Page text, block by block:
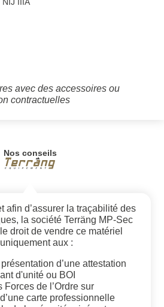
avec des accessoires ou
contractuelles
Nos conseils
afin d’assurer la traçabilité des
la société Terräng MP-Sec
droit de vendre ce matériel
aux :
d’une attestation
d'unité ou BOI
Forces de l’Ordre sur
carte professionnelle